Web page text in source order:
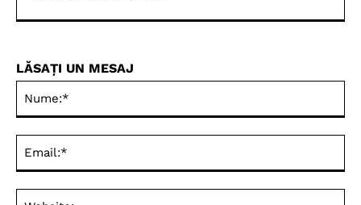
LĂSAȚI UN MESAJ